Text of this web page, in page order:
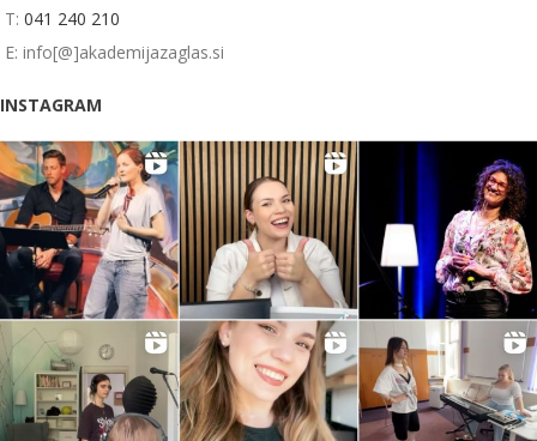
T: 041 240 210
E: info[@]akademijazaglas.si
INSTAGRAM